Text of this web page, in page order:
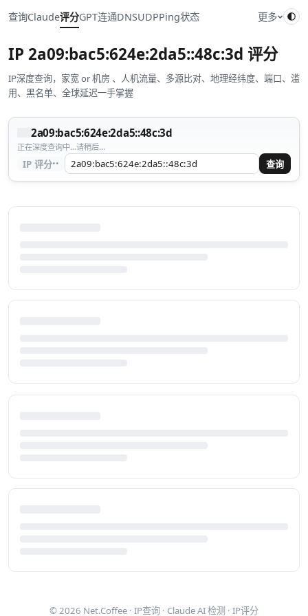
查询Claude评分GPT连通DNSUDPPing状态 更多
IP 2a09:bac5:624e:2da5::48c:3d 评分
IP深度查询，家宽 or 机房 、人机流量、多源比对、地理经纬度、端口、滥
用、黑名单、全球延迟一手掌握
2a09:bac5:624e:2da5::48c:3d
正在深度查询中...请稍后...
IP 评分·· 查询
© 2026 Net.Coffee · IP查询 · Claude AI 检测 · IP评分